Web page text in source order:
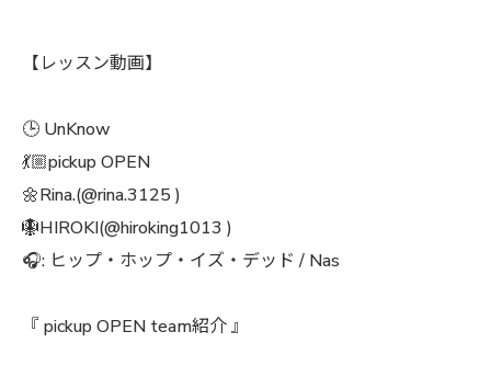
【レッスン動画】
🕒 UnKnow
💃🏼pickup OPEN
🌼Rina.(@rina.3125 )
🪯HIROKI(@hiroking1013 )
🎧: ヒップ・ホップ・イズ・デッド / Nas
『 pickup OPEN team紹介 』